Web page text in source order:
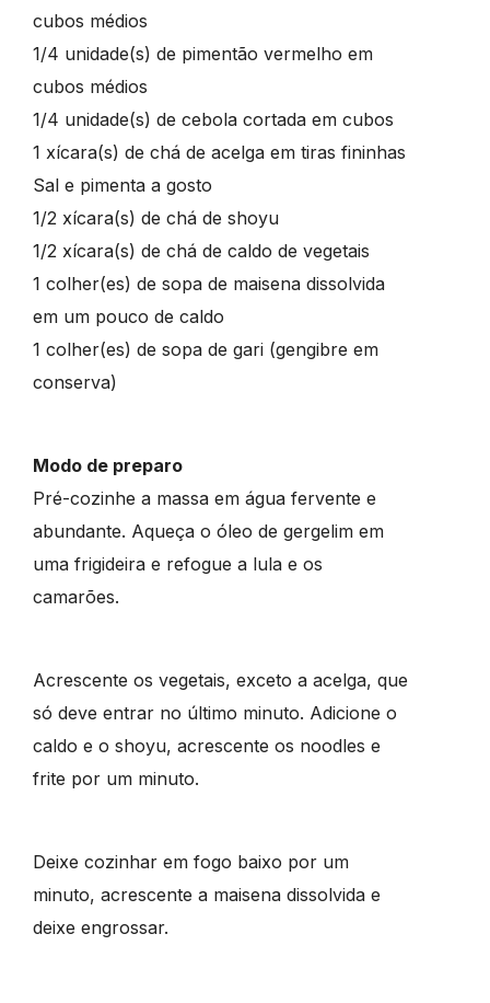
cubos médios
1/4 unidade(s) de pimentão vermelho em
cubos médios
1/4 unidade(s) de cebola cortada em cubos
1 xícara(s) de chá de acelga em tiras fininhas
Sal e pimenta a gosto
1/2 xícara(s) de chá de shoyu
1/2 xícara(s) de chá de caldo de vegetais
1 colher(es) de sopa de maisena dissolvida
em um pouco de caldo
1 colher(es) de sopa de gari (gengibre em
conserva)
Modo de preparo
Pré-cozinhe a massa em água fervente e
abundante. Aqueça o óleo de gergelim em
uma frigideira e refogue a lula e os
camarões.
Acrescente os vegetais, exceto a acelga, que
só deve entrar no último minuto. Adicione o
caldo e o shoyu, acrescente os noodles e
frite por um minuto.
Deixe cozinhar em fogo baixo por um
minuto, acrescente a maisena dissolvida e
deixe engrossar.